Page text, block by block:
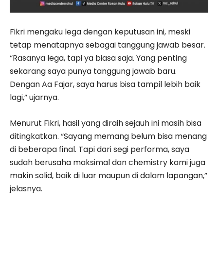
Fikri mengaku lega dengan keputusan ini, meski
tetap menatapnya sebagai tanggung jawab besar.
“Rasanya lega, tapi ya biasa saja. Yang penting
sekarang saya punya tanggung jawab baru.
Dengan Aa Fajar, saya harus bisa tampil lebih baik
lagi,” ujarnya.
Menurut Fikri, hasil yang diraih sejauh ini masih bisa
ditingkatkan. “Sayang memang belum bisa menang
di beberapa final. Tapi dari segi performa, saya
sudah berusaha maksimal dan chemistry kami juga
makin solid, baik di luar maupun di dalam lapangan,”
jelasnya.